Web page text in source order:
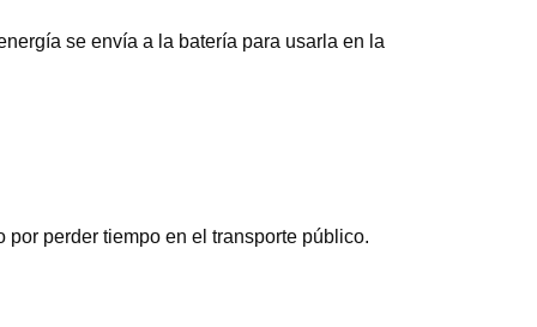
se envía a la batería para usarla en la
perder tiempo en el transporte público.